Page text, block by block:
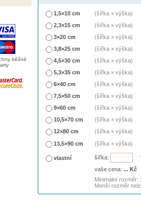
běžné
1,5×10 cm (šířka × výška)
2,3×15 cm
(šířka × výška)
3×20 cm
(šířka × výška)
3,8×25 cm
(šířka × výška)
4,5×30 cm
(šířka × výška)
5,3×35 cm
(šířka × výška)
6×40 cm
(šířka × výška)
7,5×50 cm
(šířka × výška)
9×60 cm
(šířka × výška)
10,5×70 cm
(šířka × výška)
12×80 cm
(šířka × výška)
13,5×90 cm
(šířka × výška)
vlastní šířka:
vaše cena: ... Kč
Minimální rozměr:
Menší rozměr